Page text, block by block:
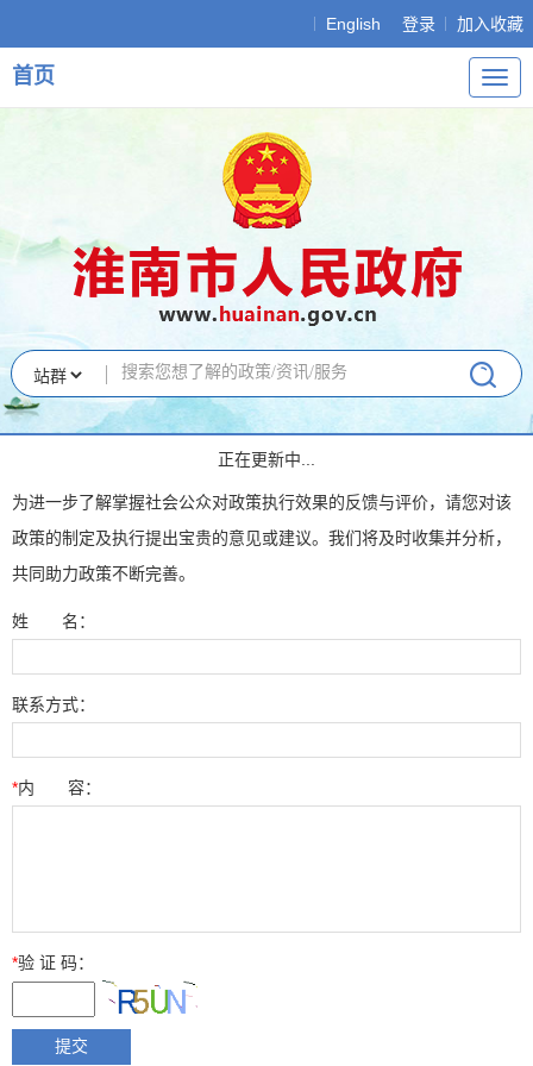
English 登录 加入收藏
导
航
首页
正在更新中...
为进一步了解掌握社会公众对政策执行效果的反馈与评价，请您对该
政策的制定及执行提出宝贵的意见或建议。我们将及时收集并分析，
共同助力政策不断完善。
姓 名：
联系方式：
*内 容：
*验 证 码：